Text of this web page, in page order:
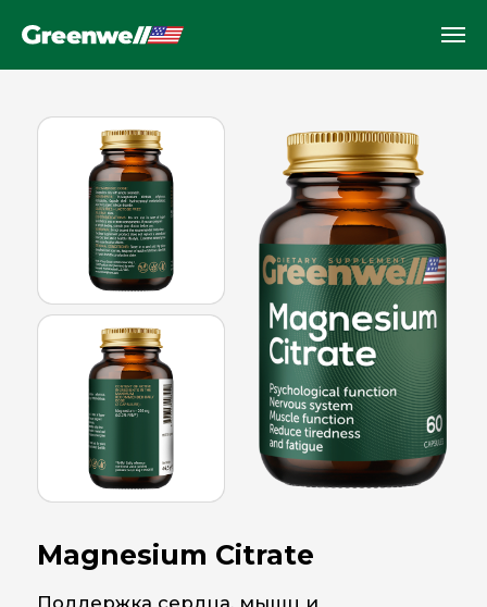
Magnesium Citrate
Поддержка сердца, мышц и
снижения стресса, 60 капсул
Поддерживает работу сердца и
нервной системы
снижению стресса
судороги